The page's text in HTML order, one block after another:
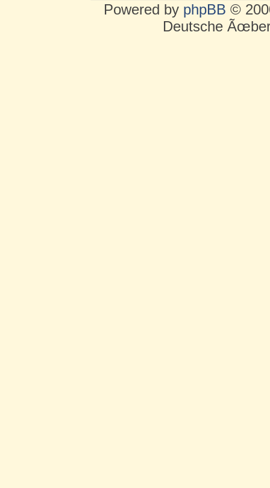
Powered by phpBB ©
Deutsche